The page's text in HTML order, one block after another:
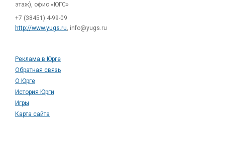
этаж), офис «ЮГС»
+7 (38451) 4-99-09
http://www.yugs.ru , info@yugs.ru
Реклама в Юрге
Обратная связь
О Юрге
История Юрги
Игры
Карта сайта